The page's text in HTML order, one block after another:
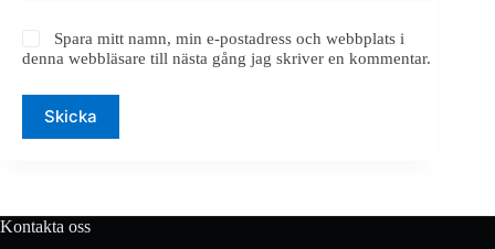
Spara mitt namn, min e-postadress och webbplats i
denna webbläsare till nästa gång jag skriver en kommentar.
Skicka
Kontakta oss